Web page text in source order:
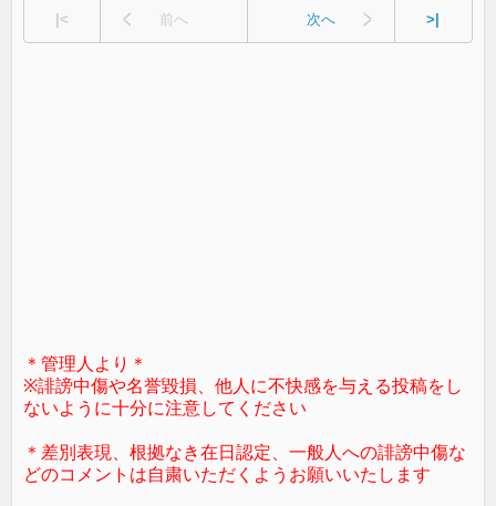
|< 前へ 次へ >|
＊管理人より＊
※誹謗中傷や名誉毀損、他人に不快感を与える投稿をし
ないように十分に注意してください
＊差別表現、根拠なき在日認定、一般人への誹謗中傷な
どのコメントは自粛いただくようお願いいたします